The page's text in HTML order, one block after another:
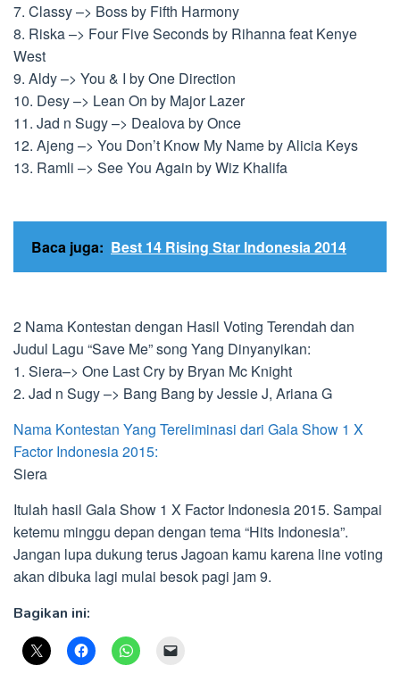
7. Classy –> Boss by Fifth Harmony
8. Riska –> Four Five Seconds by Rihanna feat Kenye
West
9. Aldy –> You & I by One Direction
10. Desy –> Lean On by Major Lazer
11. Jad n Sugy –> Dealova by Once
12. Ajeng –> You Don’t Know My Name by Alicia Keys
13. Ramli –> See You Again by Wiz Khalifa
Baca juga: Best 14 Rising Star Indonesia 2014
2 Nama Kontestan dengan Hasil Voting Terendah dan
Judul Lagu “Save Me” song Yang Dinyanyikan:
1. Siera–> One Last Cry by Bryan Mc Knight
2. Jad n Sugy –> Bang Bang by Jessie J, Ariana G
Nama Kontestan Yang Tereliminasi dari Gala Show 1 X
Factor Indonesia 2015:
Siera
Itulah hasil Gala Show 1 X Factor Indonesia 2015. Sampai
ketemu minggu depan dengan tema “Hits Indonesia”.
Jangan lupa dukung terus Jagoan kamu karena line voting
akan dibuka lagi mulai besok pagi jam 9.
Bagikan ini: